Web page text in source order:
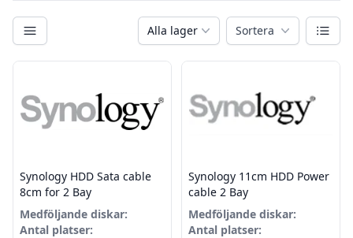
Kategorier Alla lager Sortera Växla
Filter
Produkter
Synology HDD Sata cable
8cm for 2 Bay
Medföljande diskar:
Antal platser:
Synology 11cm HDD Power
cable 2 Bay
Medföljande diskar:
Antal platser: